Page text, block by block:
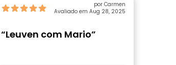
por Carmen
Avaliado em Aug 28, 2025
“Leuven com Mario”